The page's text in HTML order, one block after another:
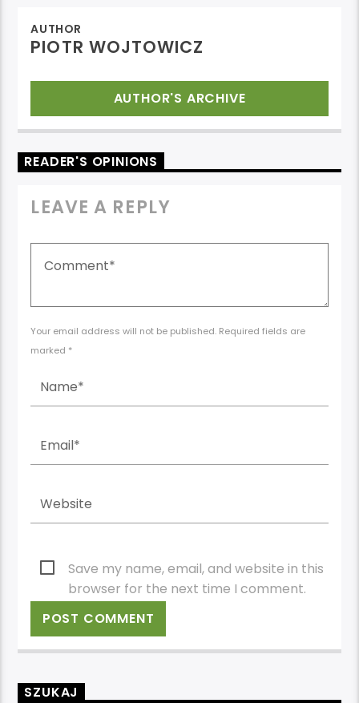
AUTHOR
PIOTR WOJTOWICZ
AUTHOR'S ARCHIVE
READER'S OPINIONS
LEAVE A REPLY
Your email address will not be published. Required fields are
marked *
Save my name, email, and website in this
browser for the next time I comment.
SZUKAJ